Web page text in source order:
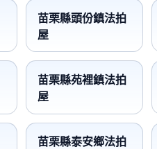
苗栗縣頭份鎮法拍
屋
苗栗縣苑裡鎮法拍
屋
苗栗縣泰安鄉法拍